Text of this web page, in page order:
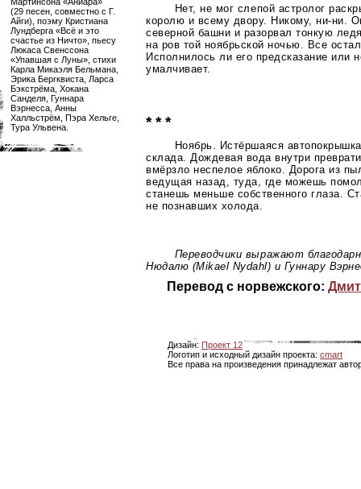
(29 песен, совместно с Г.
Айги), поэму Кристиана
Лундберга «Всё и это
счастье из Ничто», пьесу
Люкаса Свенссона
«Упавшая с Луны», стихи
Карла Микаэля Бельмана,
Эрика Бергквиста, Ларса
Бэкстрёма, Хокана
Санделя, Гуннара
Вэрнесса, Анны
Халльстрём, Пэра Хельге,
Тура Ульвена.
Нет, не мог слепой астролог
королю и всему двору. Никому,ни-ни.
северной башни и разорвал тонкую
на ров той ноябрьской ночью. Все
Исполнилось ли его предсказание или
умалчивает.
* * *
Ноябрь. Истёршаяся
склада. Дождевая вода внутри
вмёрзло неспелое яблоко. Дорога из
ведущая назад, туда, где можешь
станешь меньше собственного глаза.
не познавших холода.
Переводчики выражают
Нюдалю (Mikael Nydahl) и Гуннару
Перевод с норвежского:
Дизайн: Проект 12
Логотип и исходный дизайн проекта: cmart
Все права на произведения принадлежат